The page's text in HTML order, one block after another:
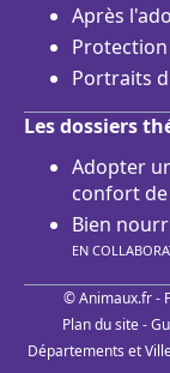
Après
Portraits
Les dossiers
Adopter
confort
Bien
EN
© Animaux.fr -
Plan du site-
Départements et